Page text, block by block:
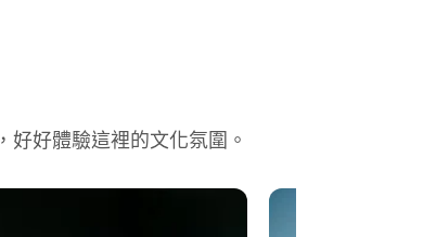
，好好體驗這裡的文化氛圍。